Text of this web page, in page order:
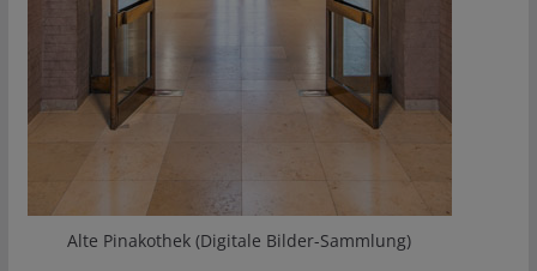
Alte Pinakothek (Digitale Bilder-Sammlung)